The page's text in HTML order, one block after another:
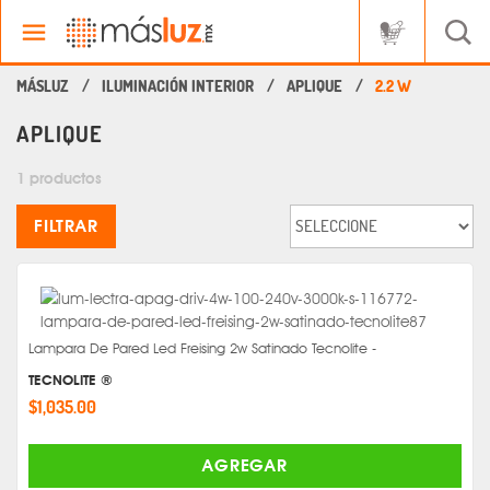
ILUMINACIÓN INTERIOR APLIQUE 2.2 W
APLIQUE
1 productos
FILTRAR
Lampara De Pared Led Freising 2w Satinado Tecnolite -
TECNOLITE ®
$1,035.00
AGREGAR